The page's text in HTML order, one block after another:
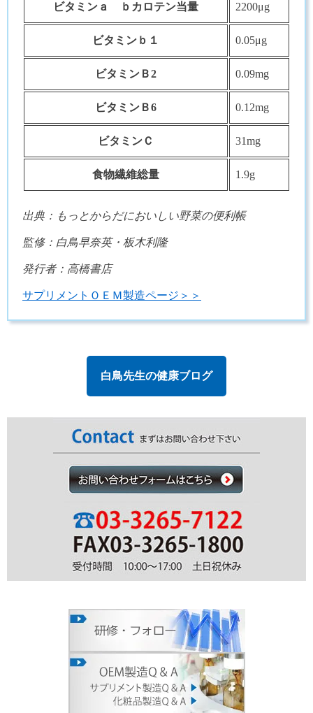
ビタミンａ ｂカロテン当量 2200μg
ビタミンｂ１ 0.05μg
ビタミンＢ2 0.09mg
ビタミンＢ6 0.12mg
ビタミンＣ 31mg
食物繊維総量 1.9g
出典：もっとからだにおいしい野菜の便利帳
監修：白鳥早奈英・板木利隆
発行者：高橋書店
サプリメントＯＥＭ製造ページ＞＞
白鳥先生の健康ブログ